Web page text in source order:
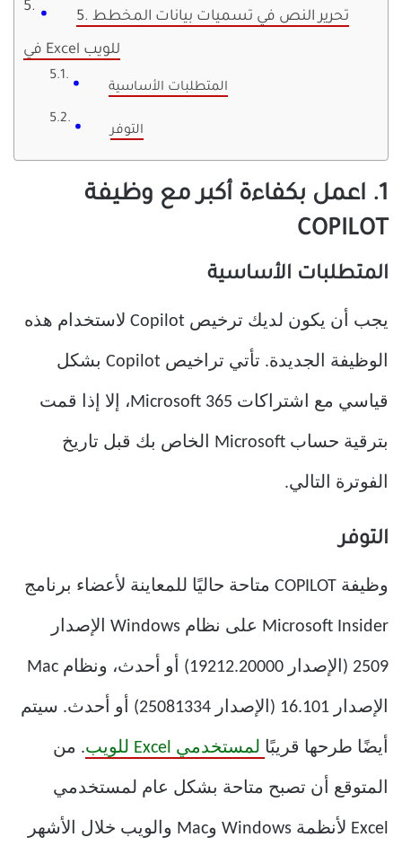
5. تحرير النص في تسميات بيانات المخطط
في Excel للويب
المتطلبات الأساسية
التوفر
1. اعمل بكفاءة أكبر مع وظيفة
COPILOT
المتطلبات الأساسية
يجب أن يكون لديك ترخيص Copilot لاستخدام هذه
الوظيفة الجديدة. تأتي تراخيص Copilot بشكل
قياسي مع اشتراكات Microsoft 365، إلا إذا قمت
بترقية حساب Microsoft الخاص بك قبل تاريخ
الفوترة التالي.
التوفر
وظيفة COPILOT متاحة حاليًا للمعاينة لأعضاء برنامج
Microsoft Insider على نظام Windows الإصدار
2509 (الإصدار 19212.20000) أو أحدث، ونظام Mac
الإصدار 16.101 (الإصدار 25081334) أو أحدث. سيتم
أيضًا طرحها قريبًا لمستخدمي Excel للويب . من
المتوقع أن تصبح متاحة بشكل عام لمستخدمي
Excel لأنظمة Windows وMac والويب خلال الأشهر